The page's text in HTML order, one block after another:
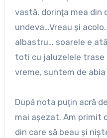
vastă, dorinţa mea din
undeva…Vreau şi
albastru… soarele e
toti cu jaluzelele trase
vreme, suntem de
După nota puţin acră
mai aşezat. Am primit
din care să beau şi